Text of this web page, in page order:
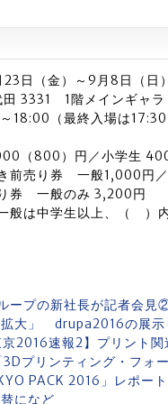
23日（金）～9月8日（
田 3331 1階メインギャ
18:00（最終入場は
（800）円／小学生
き前売り券 一般1,000円
券 一般のみ 3,200円
般は中学生以上、（ ）
ープの新社長が記者会
拡大」 drupa2016の展示
京2016速報2】プリント
3Dプリンティング・フ
PACK 2016」レポ
になど